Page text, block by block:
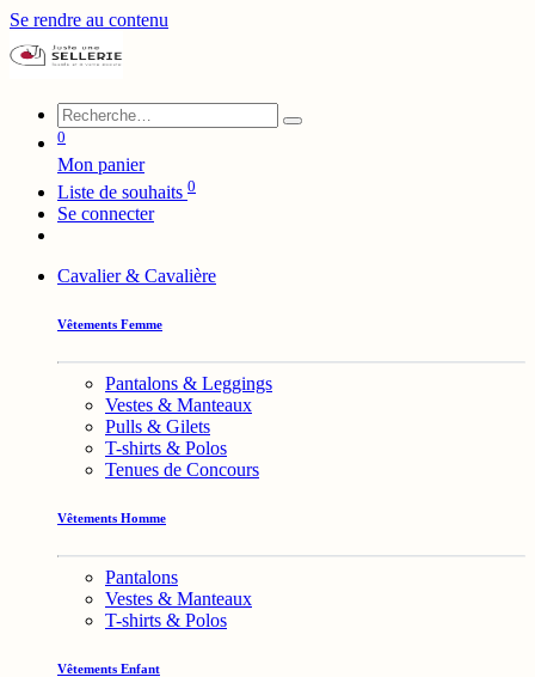
Se rendre au contenu
0
Mon panier
Liste de souhaits 0
Se connecter
Cavalier & Cavalière
Vêtements Femme
Pantalons & Leggings
Vestes & Manteaux
Pulls & Gilets
T-shirts & Polos
Tenues de Concours
Vêtements Homme
Pantalons
Vestes & Manteaux
T-shirts & Polos
Vêtements Enfant